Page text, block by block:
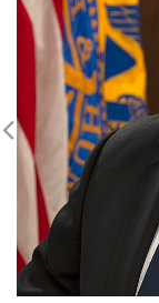
Xavier Becerra
22/04/2025
Xavier Becerra,
consolidó como
Demócrata, tras